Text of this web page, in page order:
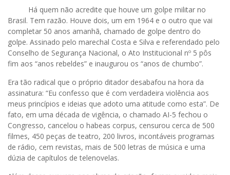
Há quem não acredite que houve um golpe militar no
Brasil. Tem razão. Houve dois, um em 1964 e o outro que vai
completar 50 anos amanhã, chamado de golpe dentro do
golpe. Assinado pelo marechal Costa e Silva e referendado pelo
Conselho de Segurança Nacional, o Ato Institucional nº 5 pôs
fim aos “anos rebeldes” e inaugurou os “anos de chumbo”.
Era tão radical que o próprio ditador desabafou na hora da
assinatura: “Eu confesso que é com verdadeira violência aos
meus princípios e ideias que adoto uma atitude como esta”. De
fato, em uma década de vigência, o chamado AI-5 fechou o
Congresso, cancelou o habeas corpus, censurou cerca de 500
filmes, 450 peças de teatro, 200 livros, incontáveis programas
de rádio, cem revistas, mais de 500 letras de música e uma
dúzia de capítulos de telenovelas.